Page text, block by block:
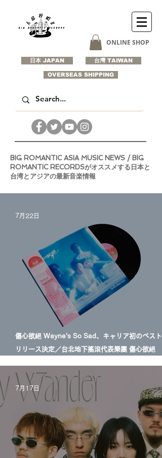
日本 JAPAN
ONLINE SHOP
台灣 TAIWAN
OVERSEAS SHIPPING
BIG ROMANTIC ASIA MUSIC NEWS / BIG
ROMANTIC RECORDSがオススメする日本と
台湾とアジアの最新音楽情報
傷心欲絕 Wayne's So Sad、キャリア初のベスト
リリース決定／台北地下搖滾代表樂團 傷心欲絕
7月22日
7月17日